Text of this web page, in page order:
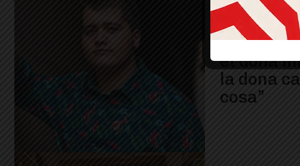
Ferran
qualitat
et dona
la dona
cosa”